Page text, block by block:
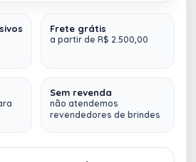
(Personalize do
de sua empresa)
composto por:Caixa
+ Garrafa + Caneta +
Frete grátis
a partir de R$ 2.500,00
Sem revenda
não atendemos
revendedores de brindes